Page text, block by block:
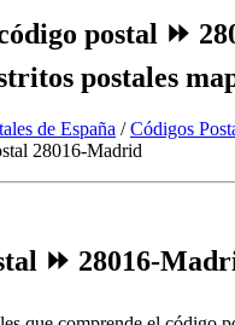
postal ⏩
postales
de España /Códigos
28016-Madrid
⏩ 28016-